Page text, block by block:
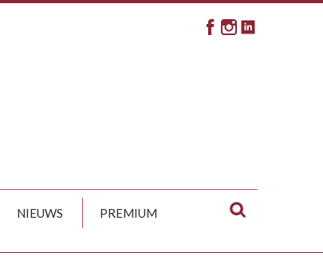
NIEUWS PREMIUM